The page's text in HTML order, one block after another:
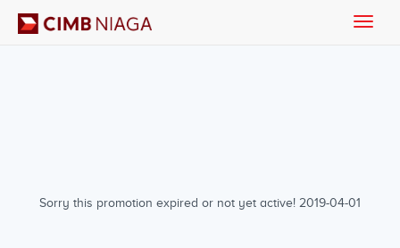
Sorry this promotion expired or not yet active! 2019-04-01
Toggle